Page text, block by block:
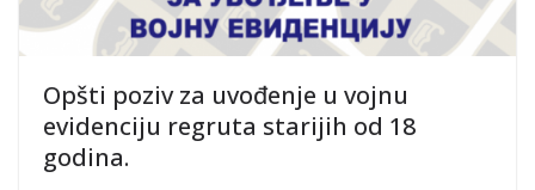
Opšti poziv za uvođenje u vojnu
evidenciju regruta starijih od 18
godina.